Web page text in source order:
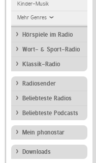
Kinder-Musik
Mehr Genres
Hörspiele im Radio
Wort- & Sport-Radio
Klassik-Radio
Radiosender
Beliebteste Radios
Beliebteste Podcasts
Mein phonostar
Downloads